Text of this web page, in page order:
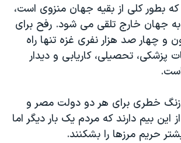
که بطور کلی از بقيه جهان منزوی است،
جهان خارج تلقی می شود. رفح برای
چهار صد هزار نفری غزه تنها راه
پزشکی، تحصيلی، کاريابی و ديدار
زنگ خطری برای هر دو دولت مصر و
اين بيم دارند که مردم يک بار ديگر اما
حريم مرزها را بشکنند.